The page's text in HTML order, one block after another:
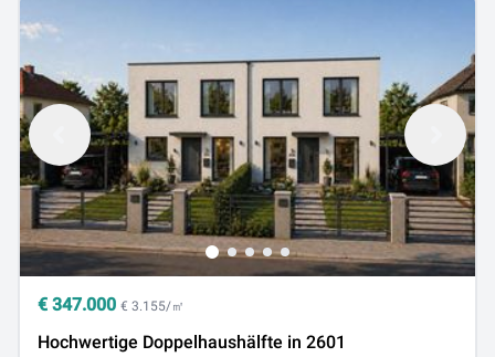
€ 347.000 € 3.155/㎡
Hochwertige Doppelhaushälfte in 2601